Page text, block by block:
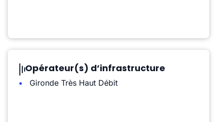
Opérateur(s) d’infrastructure
Gironde Très Haut Débit